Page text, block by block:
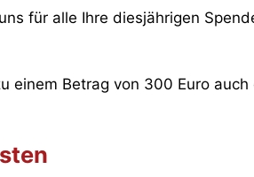
für alle Ihre diesjährigen
einem Betrag von 300 Euro